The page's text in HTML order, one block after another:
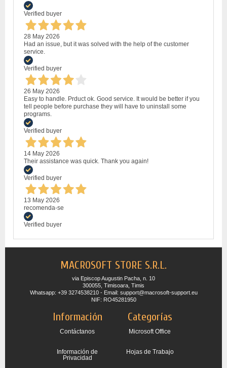
Verified buyer
28 May 2026
Had an issue, but it was solved with the help of the customer
service.
Verified buyer
26 May 2026
Easy to handle. Prduct ok. Good service. It would be better if you
tell people before purchase they will have to uninstall some
programs.
Verified buyer
14 May 2026
Their assistance was quick. Thank you again!
Verified buyer
13 May 2026
recomenda-se
Verified buyer
MACROSOFT STORE S.R.L.
via Episcop Augustin Pacha, n. 10
300055, Timisoara, Timis
Whatsapp: +39 3274538210 - Email: support@macrosoft-support.eu
NIF: RO45281950
Información
Contáctanos
Información de
Privacidad
Categorías
Microsoft Office
Hojas de Trabajo